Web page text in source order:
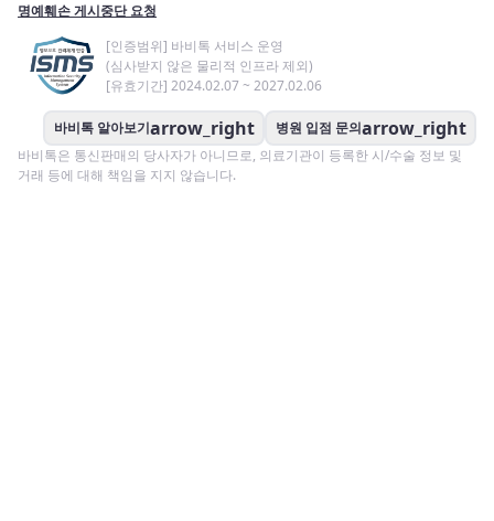
명예훼손 게시중단 요청
[인증범위] 바비톡 서비스 운영
(심사받지 않은 물리적 인프라 제외)
[유효기간] 2024.02.07 ~ 2027.02.06
바비톡 알아보기arrow_right 병원 입점 문의arrow_right
바비톡은 통신판매의 당사자가 아니므로, 의료기관이 등록한 시/수술 정보 및
거래 등에 대해 책임을 지지 않습니다.